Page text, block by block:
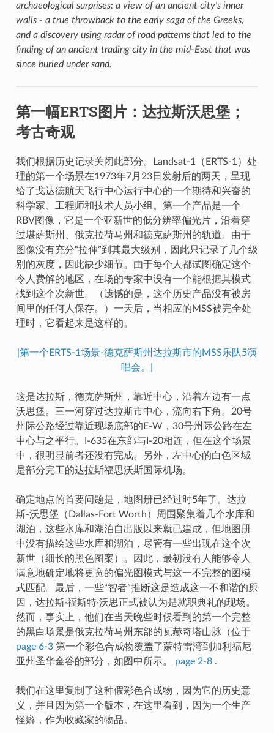
archaeological surprises: a view of an ancient city's inner
walls - a true throwback to the early saga of the Greeks,
and a discovery using radar of road patterns that led to the
finding of an ancient trading city in the mid-East that was
since buried under sand.
第一幅ERTS图片：达拉斯沃思堡；
考古奇观
我们根据历史记录关闭此部分。Landsat-1（ERTS-1）处
理的第一个场景在1973年7月23日发射后的两天，呈现
给了戈达德航天飞行中心运行中心的一个期待和兴奋的
科学家、工程师和技术人员小组。第一个产品是一个
RBV图像，它是一个亚新世的低分辨率偏光片，沿着穿
过堪萨斯州、俄克拉荷马州和德克萨斯州的轨道。由于
图像没有充分“拉伸”到其最大级别，因此只记录了几个级
别的灰度，因此缺少细节。由于每个人都试图确定这个
令人费解的地区，在场的专家中没有一个能根据其模式
找到这个次新世。（遗憾的是，这个历史产品没有被房
间里的任何人保存。）一天后，当相应的MSS被完全处
理时，它看起来是这样的。
|第一个ERTS-1场景-德克萨斯州达拉斯市的MSS乐队5演
唱会。|
这是达拉斯，德克萨斯州，靠近中心，沿着左边有一点
沃思堡。三一河穿过达拉斯市中心，流向右下角。20号
州际公路经过靠近现场底部的E-W，30号州际公路在左
中心与之平行。I-635在东部与I-20相连，但在这个场景
中，很明显前者还没有完成。另外，左中心的白色区域
是部分完工的达拉斯福思沃斯国际机场。
确定地点的首要问题是，地图册已经过时5年了。达拉
斯-沃思堡（Dallas-Fort Worth）周围聚集着几个水库和
湖泊，这些水库和湖泊自出版以来就已建成，但地图册
中没有描绘这些水库和湖泊，尽管有一些出现在这个次
新世（细长的黑色图案）。因此，最初没有人能够令人
满意地确定地将更宽的偏光图模式与这一不完整的图模
式匹配。最后，一些“智者”推断这是造成这一不和谐的原
因，达拉斯·福斯特·沃思正式被认为是就职典礼的现场。
然而，事实上，他们在当天晚些时候看到的第一个完整
的黑白场景是俄克拉荷马州东部的瓦赫奇塔山脉（位于
page 6-3第一个彩色合成物覆盖了蒙特雷湾到加利福尼
亚州圣华金谷的部分，如图中所示。 page 2-8.
我们在这里复制了这种假彩色合成物，因为它的历史意
义，并且因为第一个版本，在这里看到，因为一个生产
怪癖，作为收藏家的物品。